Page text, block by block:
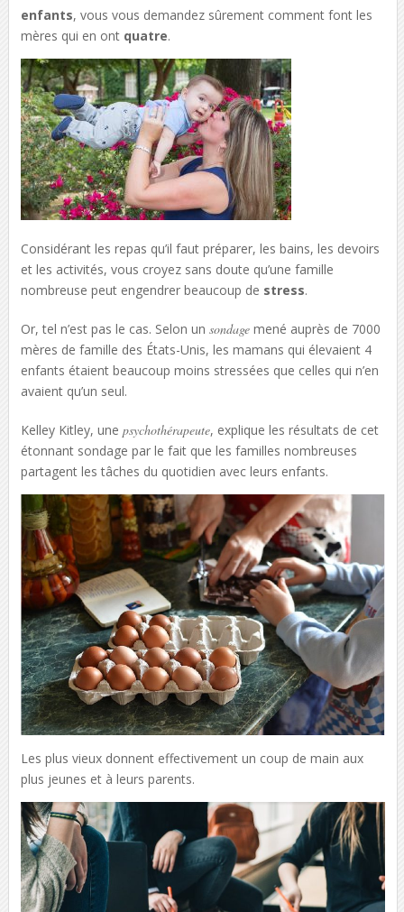
enfants, vous vous demandez sûrement comment font les
mères qui en ont quatre.
Considérant les repas qu’il faut préparer, les bains, les devoirs
et les activités, vous croyez sans doute qu’une famille
nombreuse peut engendrer beaucoup de stress.
Or, tel n’est pas le cas. Selon un sondagemené auprès de 7000
mères de famille des États-Unis, les mamans qui élevaient 4
enfants étaient beaucoup moins stressées que celles qui n’en
avaient qu’un seul.
Kelley Kitley, une psychothérapeute, explique les résultats de cet
étonnant sondage par le fait que les familles nombreuses
partagent les tâches du quotidien avec leurs enfants.
Les plus vieux donnent effectivement un coup de main aux
plus jeunes et à leurs parents.